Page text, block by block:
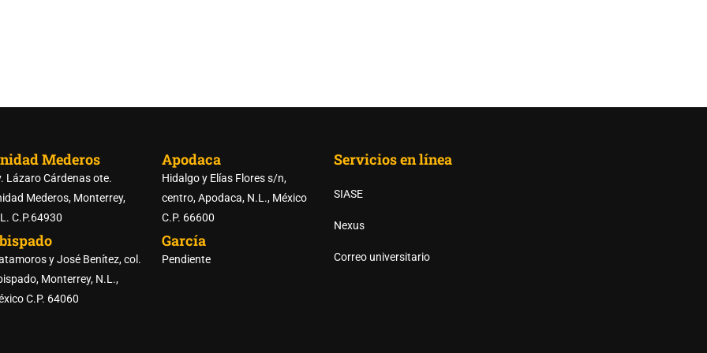
Mederos
Lázaro Cárdenas ote.
Mederos, Monterrey,
C.P.64930
y José Benítez, col.
Monterrey, N.L.,
C.P. 64060
Apodaca
Hidalgo y Elías Flores s/n,
centro, Apodaca, N.L., México
C.P. 66600
García
Pendiente
Servicios en línea
SIASE
Nexus
Correo universitario
DE LAS PREPARATORIAS UANL?